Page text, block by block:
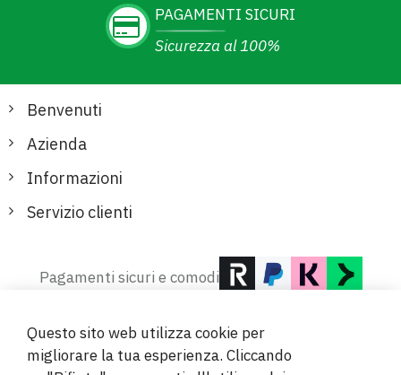
PAGAMENTI SICURI
Sicurezza al 100%
Benvenuti
Azienda
Informazioni
Servizio clienti
Pagamenti sicuri e comodi
Questo sito web utilizza cookie per
migliorare la tua esperienza. Cliccando